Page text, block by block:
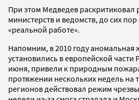
При этом Медведев раскритиковал
министерств и ведомств, до сих
«реальной работе».
Напомним, в 2010 году аномальная
установились в европейской части
июня, привели к природным
протяжении нескольких недель на
регионов действовал режим